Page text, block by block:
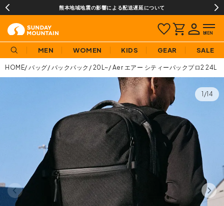
熊本地域地震の影響による配送遅延について
MEN WOMEN KIDS GEAR SALE
HOME バッグ バックパック 20L~ Aer エアー シティーパックプロ2 24L
1/14